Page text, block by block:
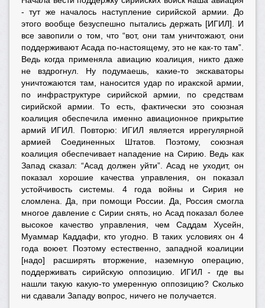
- тут же началось наступление сирийской армии. До
этого вообще безуспешно пытались держать [ИГИЛ]. И
все завопили о том, что “вот, они там уничтожают, они
поддерживают Асада по-настоящему, это не как-то там”.
Ведь когда применяла авиацию коалиция, никто даже
не вздрогнул. Ну подумаешь, какие-то экскаваторы
уничтожаются там, наносится удар по иракской армии,
по инфраструктуре сирийской армии, по средствам
сирийской армии. То есть, фактически это союзная
коалиция обеспечила именно авиационное прикрытие
армий ИГИЛ. Повторю: ИГИЛ является иррегулярной
армией Соединенных Штатов. Поэтому, союзная
коалиция обеспечивает нападение на Сирию. Ведь как
Запад сказал: “Асад должен уйти”. Асад не уходит, он
показал хорошие качества управления, он показал
устойчивость системы. 4 года войны и Сирия не
сломлена. Да, при помощи России. Да, Россия смогла
многое давление с Сирии снять, но Асад показал более
высокое качество управления, чем Саддам Хусейн,
Муаммар Каддафи, кто угодно. В таких условиях он 4
года воюет. Поэтому естественно, западной коалиции
[надо] расширять вторжение, наземную операцию,
поддерживать сирийскую оппозицию. ИГИЛ - где вы
нашли такую какую-то умеренную оппозицию? Сколько
ни сдавали Западу вопрос, ничего не получается.